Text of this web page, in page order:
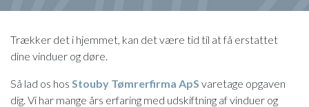
Trækker det i hjemmet, kan det være tid til at få erstattet
dine vinduer og døre.
Så lad os hos Stouby Tømrerfirma ApS varetage opgaven
dig. Vi har mange års erfaring med udskiftning af vinduer og